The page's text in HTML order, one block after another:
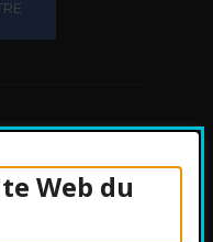
Web du